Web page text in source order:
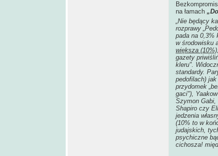
na łamach
„Nie będący
rozprawy
pada na
w środowisku
większa
gazety
kleru".
standardy.
pedofilach) jak
przydomek
gaci"),
Szymon Gabi,
Shapiro czy
jedzenia
(10% to w
judajskich,
psychiczne
cichosza!